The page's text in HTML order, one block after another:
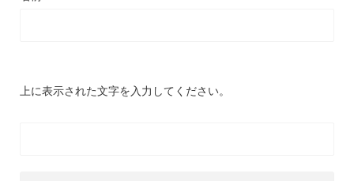
上に表示された文字を入力してください。